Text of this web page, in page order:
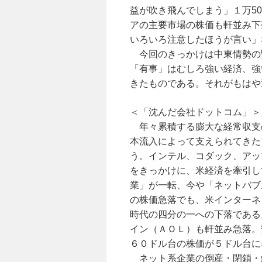
益が吹き飛んでしまう」１万
アの主要市場の株価も軒並み
いろいろ注意したほうが言い
今回のきっかけは中東情勢
「有事」はむしろ強い経済、
きたものである。それがもは
＜「沈んだ会社ドットコム」＞
年々累積する膨大な経常収
本流入によって支えられてき
う。インテル、コダック、ア
をきっかけに、米経済を牽引
業」が一転、今や「ネットバ
の株価急落でも、米インター
時代の四分の一への下落であ
イン（ＡＯＬ）も軒並み急落
６０ドル台の株価が５ドル台
ネット系企業の倒産・閉鎖